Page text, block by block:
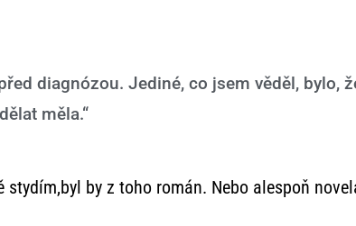
diagnózou. Jediné, co jsem věděl, bylo,
měla.“
stydím,byl by z toho román. Nebo alespoň